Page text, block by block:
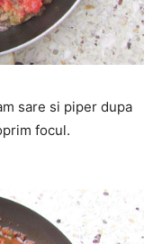
sare si piper dupa
focul.